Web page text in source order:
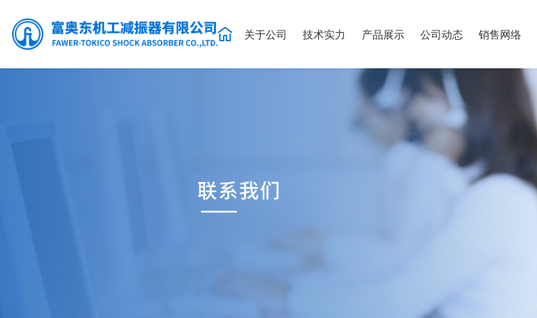
关于公司 技术实力 产品展示 公司动态 销售网络